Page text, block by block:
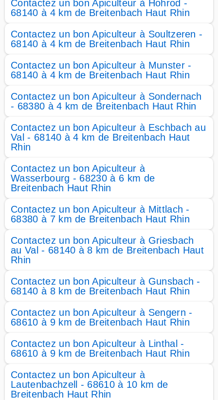
Contactez un bon Apiculteur à Hohrod -
68140 à 4 km de Breitenbach Haut Rhin
Contactez un bon Apiculteur à Soultzeren -
68140 à 4 km de Breitenbach Haut Rhin
Contactez un bon Apiculteur à Munster -
68140 à 4 km de Breitenbach Haut Rhin
Contactez un bon Apiculteur à Sondernach
- 68380 à 4 km de Breitenbach Haut Rhin
Contactez un bon Apiculteur à Eschbach au
Val - 68140 à 4 km de Breitenbach Haut
Rhin
Contactez un bon Apiculteur à
Wasserbourg - 68230 à 6 km de
Breitenbach Haut Rhin
Contactez un bon Apiculteur à Mittlach -
68380 à 7 km de Breitenbach Haut Rhin
Contactez un bon Apiculteur à Griesbach
au Val - 68140 à 8 km de Breitenbach Haut
Rhin
Contactez un bon Apiculteur à Gunsbach -
68140 à 8 km de Breitenbach Haut Rhin
Contactez un bon Apiculteur à Sengern -
68610 à 9 km de Breitenbach Haut Rhin
Contactez un bon Apiculteur à Linthal -
68610 à 9 km de Breitenbach Haut Rhin
Contactez un bon Apiculteur à
Lautenbachzell - 68610 à 10 km de
Breitenbach Haut Rhin